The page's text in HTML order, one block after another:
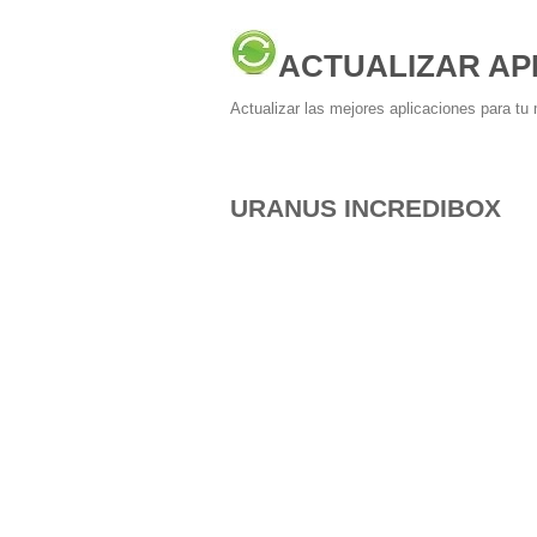
ACTUALIZAR
Actualizar las mejores aplicaciones para tu
URANUS INCREDIBOX